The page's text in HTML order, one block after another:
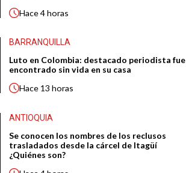
Hace4 horas
BARRANQUILLA
Luto en Colombia: destacado periodista fue
encontrado sin vida en su casa
Hace 13 horas
ANTIOQUIA
Se conocen los nombres de los reclusos
trasladados desde la cárcel de Itagüí
¿Quiénes son?